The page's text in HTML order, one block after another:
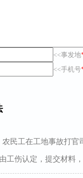
<<事发地
<<手机号
民工在工地事故打
工伤认定，提交材料